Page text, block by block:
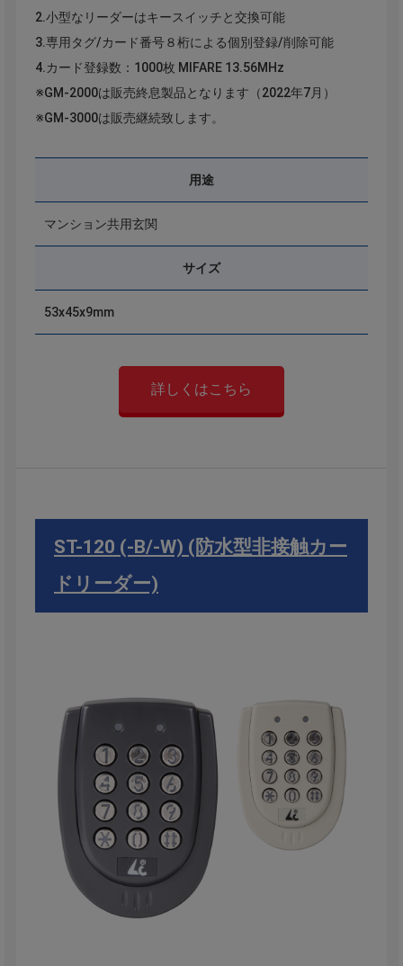
2.小型なリーダーはキースイッチと交換可能
3.専用タグ/カード番号８桁による個別登録/削除可能
4.カード登録数：1000枚 MIFARE 13.56MHz
※GM-2000は販売終息製品となります（2022年7月）
※GM-3000は販売継続致します。
用途
マンション共用玄関
サイズ
53x45x9mm
詳しくはこちら
ST-120 (-B/-W) (防水型非接触カー
ドリーダー)